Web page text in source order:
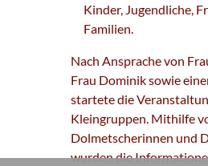
Kinder, Jugendliche,
Familien.
Nach Ansprache von
Frau Dominik sowie
startete die
Kleingruppen. Mithilfe
Dolmetscherinnen und
wurden die